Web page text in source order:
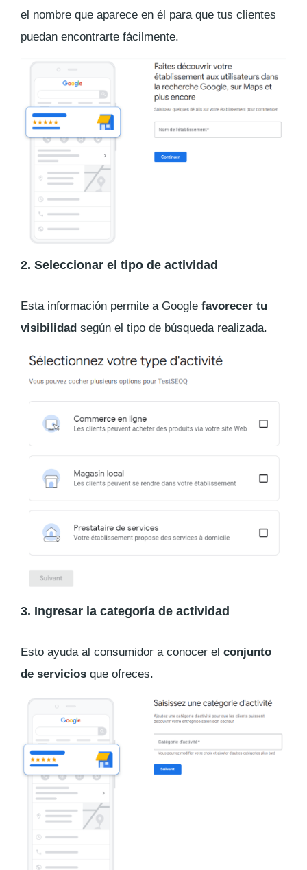
el nombre que aparece en él para que tus clientes
puedan encontrarte fácilmente.
2. Seleccionar el tipo de actividad
Esta información permite a Google favorecer tu
visibilidad según el tipo de búsqueda realizada.
3. Ingresar la categoría de actividad
Esto ayuda al consumidor a conocer el conjunto
de servicios que ofreces.